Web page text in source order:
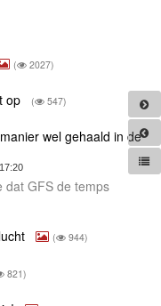
( 2027)
op ( 547)
wel gehaald in de
dat GFS de temps
( 944)
821)